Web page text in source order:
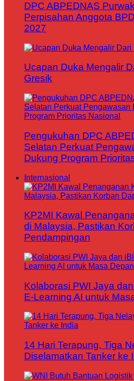
DPC ABPEDNAS
Perpisahan Anggota
2027
Ucapan Duka Mengalir
Gresik
Pengukuhan DPC
Selatan Perkuat
Dukung Program
Internasional
KP2MI Kawal
di Malaysia, Pastikan
Pendampingan
Kolaborasi PWI Jaya
E-Learning AI untuk
14 Hari Terapung, Tiga
Diselamatkan Tanker ke